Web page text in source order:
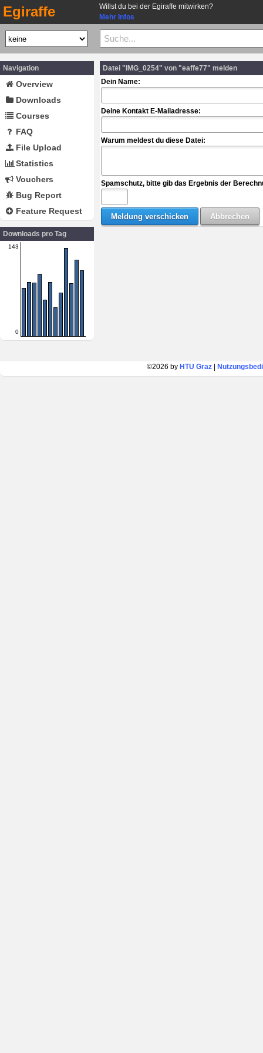
Egiraffe
Willst du bei der Egiraffe mitwirken?
Mehr Infos
Navigation
Overview
Downloads
Courses
FAQ
File Upload
Statistics
Vouchers
Bug Report
Feature Request
Downloads pro Tag
143
0
Datei "IMG_0254" von "eaffe77" melden
Dein Name:
Deine Kontakt E-Mailadresse:
Warum meldest du diese Datei:
Spamschutz, bitte gib das Ergebnis der
©2026 by HTU Graz|